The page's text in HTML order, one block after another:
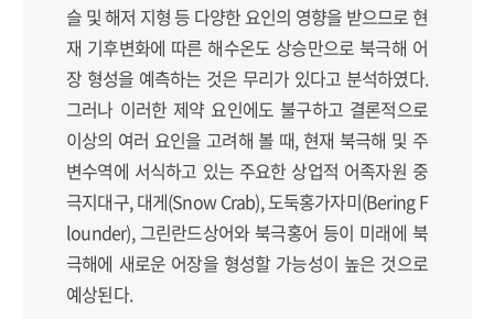
슬 및 해저 지형 등 다양한 요인의 영향을 받으므로 현
재 기후변화에 따른 해수온도 상승만으로 북극해 어
장 형성을 예측하는 것은 무리가 있다고 분석하였다.
그러나 이러한 제약 요인에도 불구하고 결론적으로
이상의 여러 요인을 고려해 볼 때, 현재 북극해 및 주
변수역에 서식하고 있는 주요한 상업적 어족자원 중
극지대구, 대게(Snow Crab), 도둑홍가자미(Bering F
lounder), 그린란드상어와 북극홍어 등이 미래에 북
극해에 새로운 어장을 형성할 가능성이 높은 것으로
예상된다.